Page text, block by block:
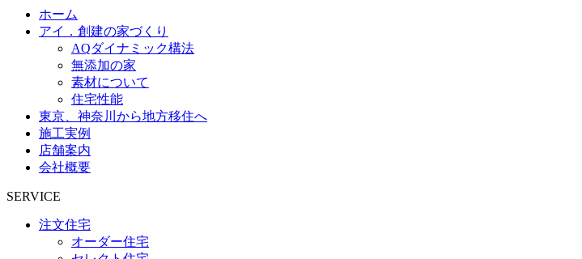
ホーム
アイ．創建の家づくり
AQダイナミック構法
無添加の家
素材について
住宅性能
東京、神奈川から地方移住へ
施工実例
店舗案内
会社概要
SERVICE
注文住宅
オーダー住宅